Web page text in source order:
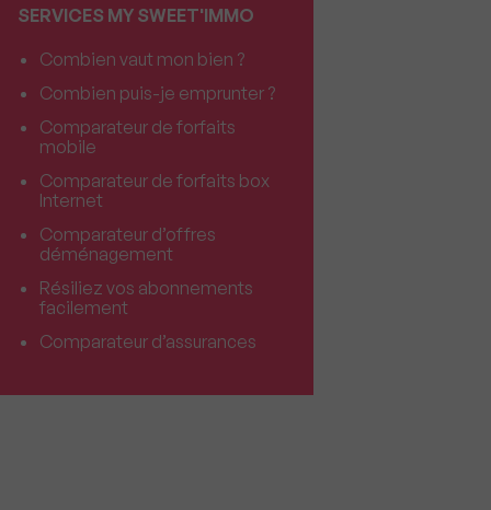
SERVICES MY SWEET'IMMO
Combien vaut mon bien ?
Combien puis-je emprunter ?
Comparateur de forfaits
mobile
Comparateur de forfaits box
Internet
Comparateur d’offres
déménagement
Résiliez vos abonnements
facilement
Comparateur d’assurances